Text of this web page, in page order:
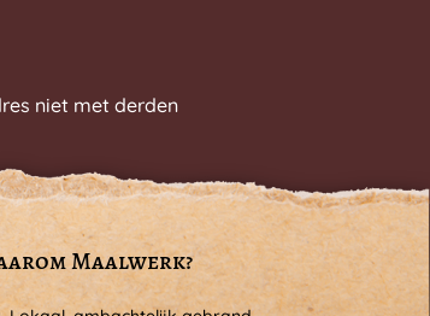
niet met derden
Maalwerk?